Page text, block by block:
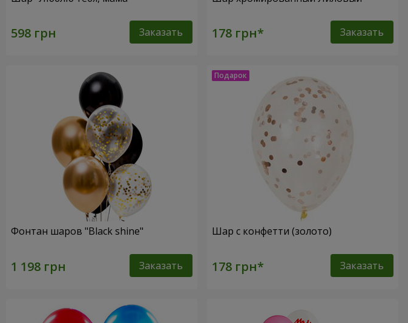
Заказать Заказать
Фонтан шаров "Black shine"
Заказать
Шар с конфетти (золото)
Заказать